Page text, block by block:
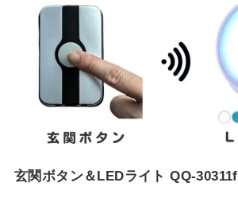
玄関ボタン＆LEDライト QQ-30311f